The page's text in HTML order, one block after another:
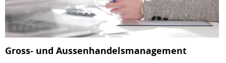
Gross- und Aussenhandelsmanagement